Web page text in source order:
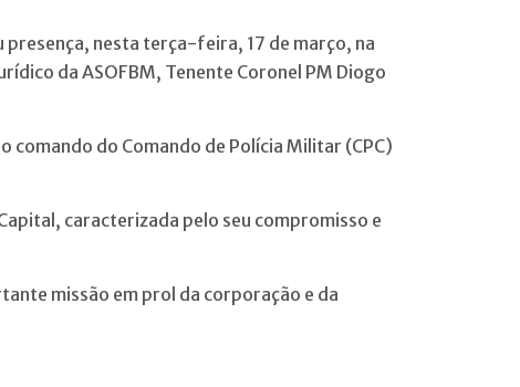
nesta terça-feira, 17 de março, na
da ASOFBM, Tenente Coronel PM Diogo
comando do Comando de Polícia Militar (CPC)
caracterizada pelo seu compromisso e
missão em prol da corporação e da